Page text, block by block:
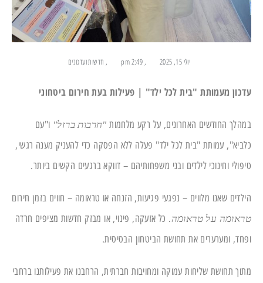
יולי 15, 2025 ,
2:49 pm
, חדשות ועדכונים
עדכון מעמותת "בית לכל ילד" | פעילות בעת חירום ביטחוני
במהלך החודשים האחרונים, על רקע מלחמות "חרבות ברזל" ו"עם
כלביא", עמותת "בית לכל ילד" פעלה ללא הפסקה כדי להעניק מענה רגשי,
טיפולי וחינוכי לילדים ובני משפחותיהם – דווקא ברגעים הקשים ביותר.
הילדים שאנו מלווים – נפגעי פגיעות, הזנחה או טראומה – חווים בזמן חירום
טראומה על טראומה. כל אזעקה, פינוי, או מבזק חדשות מציפים חרדה
ופחד, ומערערים את תחושת הביטחון הבסיסית.
מתוך תחושת שליחות עמוקה ומחויבות חברתית, הרחבנו את פעילותנו ברחבי